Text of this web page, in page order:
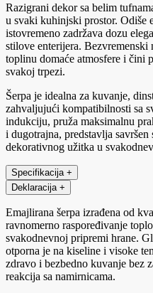
Razigrani dekor sa belim
u svaki kuhinjski prostor.
istovremeno zadržava dozu
stilove enterijera.
toplinu domaće atmosfere i čini
svakoj trpezi.
Šerpa je idealna za kuvanje,
zahvaljujući kompatibilnosti sa
indukciju, pruža maksimalnu
i dugotrajna, predstavlja
dekorativnog užitka u
Specifikacija +
Deklaracija +
Emajlirana šerpa izrađena od
ravnomerno raspoređivanje
svakodnevnoj pripremi hrane.
otporna je na kiseline i visoke
zdravo i bezbedno kuvanje bez
reakcija sa namirnicama.